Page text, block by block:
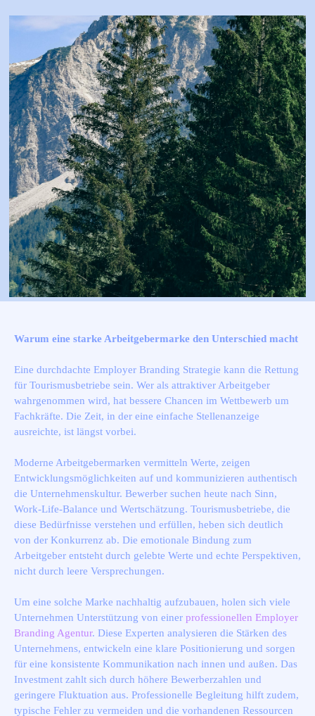
Warum eine starke Arbeitgebermarke den Unterschied macht
Eine durchdachte Employer Branding Strategie kann die Rettung
für Tourismusbetriebe sein. Wer als attraktiver Arbeitgeber
wahrgenommen wird, hat bessere Chancen im Wettbewerb um
Fachkräfte. Die Zeit, in der eine einfache Stellenanzeige
ausreichte, ist längst vorbei.
Moderne Arbeitgebermarken vermitteln Werte, zeigen
Entwicklungsmöglichkeiten auf und kommunizieren authentisch
die Unternehmenskultur. Bewerber suchen heute nach Sinn,
Work-Life-Balance und Wertschätzung. Tourismusbetriebe, die
diese Bedürfnisse verstehen und erfüllen, heben sich deutlich
von der Konkurrenz ab. Die emotionale Bindung zum
Arbeitgeber entsteht durch gelebte Werte und echte Perspektiven,
nicht durch leere Versprechungen.
Um eine solche Marke nachhaltig aufzubauen, holen sich viele
Unternehmen Unterstützung von einer professionellen Employer
Branding Agentur. Diese Experten analysieren die Stärken des
Unternehmens, entwickeln eine klare Positionierung und sorgen
für eine konsistente Kommunikation nach innen und außen. Das
Investment zahlt sich durch höhere Bewerberzahlen und
geringere Fluktuation aus. Professionelle Begleitung hilft zudem,
typische Fehler zu vermeiden und die vorhandenen Ressourcen